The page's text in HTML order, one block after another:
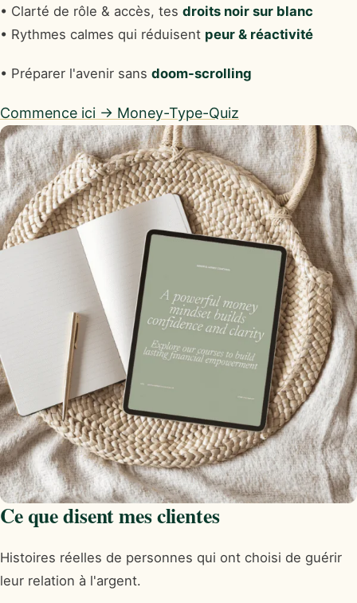
• Clarté de rôle & accès, tes droits noir sur blanc
• Rythmes calmes qui réduisent peur & réactivité
• Préparer l'avenir sans doom-scrolling
Commence ici → Money-Type-Quiz
Ce que disent mes clientes
Histoires réelles de personnes qui ont choisi de guérir
leur relation à l'argent.